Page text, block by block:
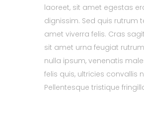
laoreet, sit amet egestas
dignissim. Sed quis rutrum
amet viverra felis. Cras
sit amet urna feugiat
nulla ipsum, venenatis
felis quis, ultricies convallis
Pellentesque tristique